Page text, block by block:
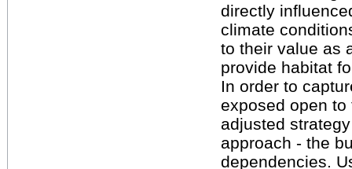
directly
climate
to their value as
provide habitat
In order to
exposed open
adjusted
approach - the
dependencies.